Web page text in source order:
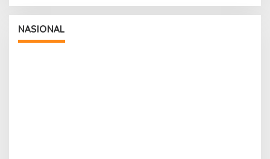
NASIONAL
Sampaikan Imbauan Jaga Kondusivitas
Bangsa
In Nasional